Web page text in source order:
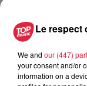
Tarif
Le respect
We and our (447)
your consent and/or
information on a